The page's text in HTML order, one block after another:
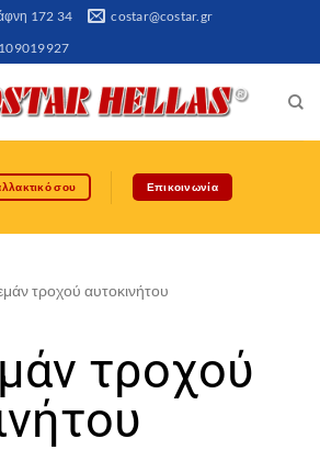
172 34​ costar@costar.gr
σου Επικοινωνία
τροχού αυτοκινήτου
τροχού